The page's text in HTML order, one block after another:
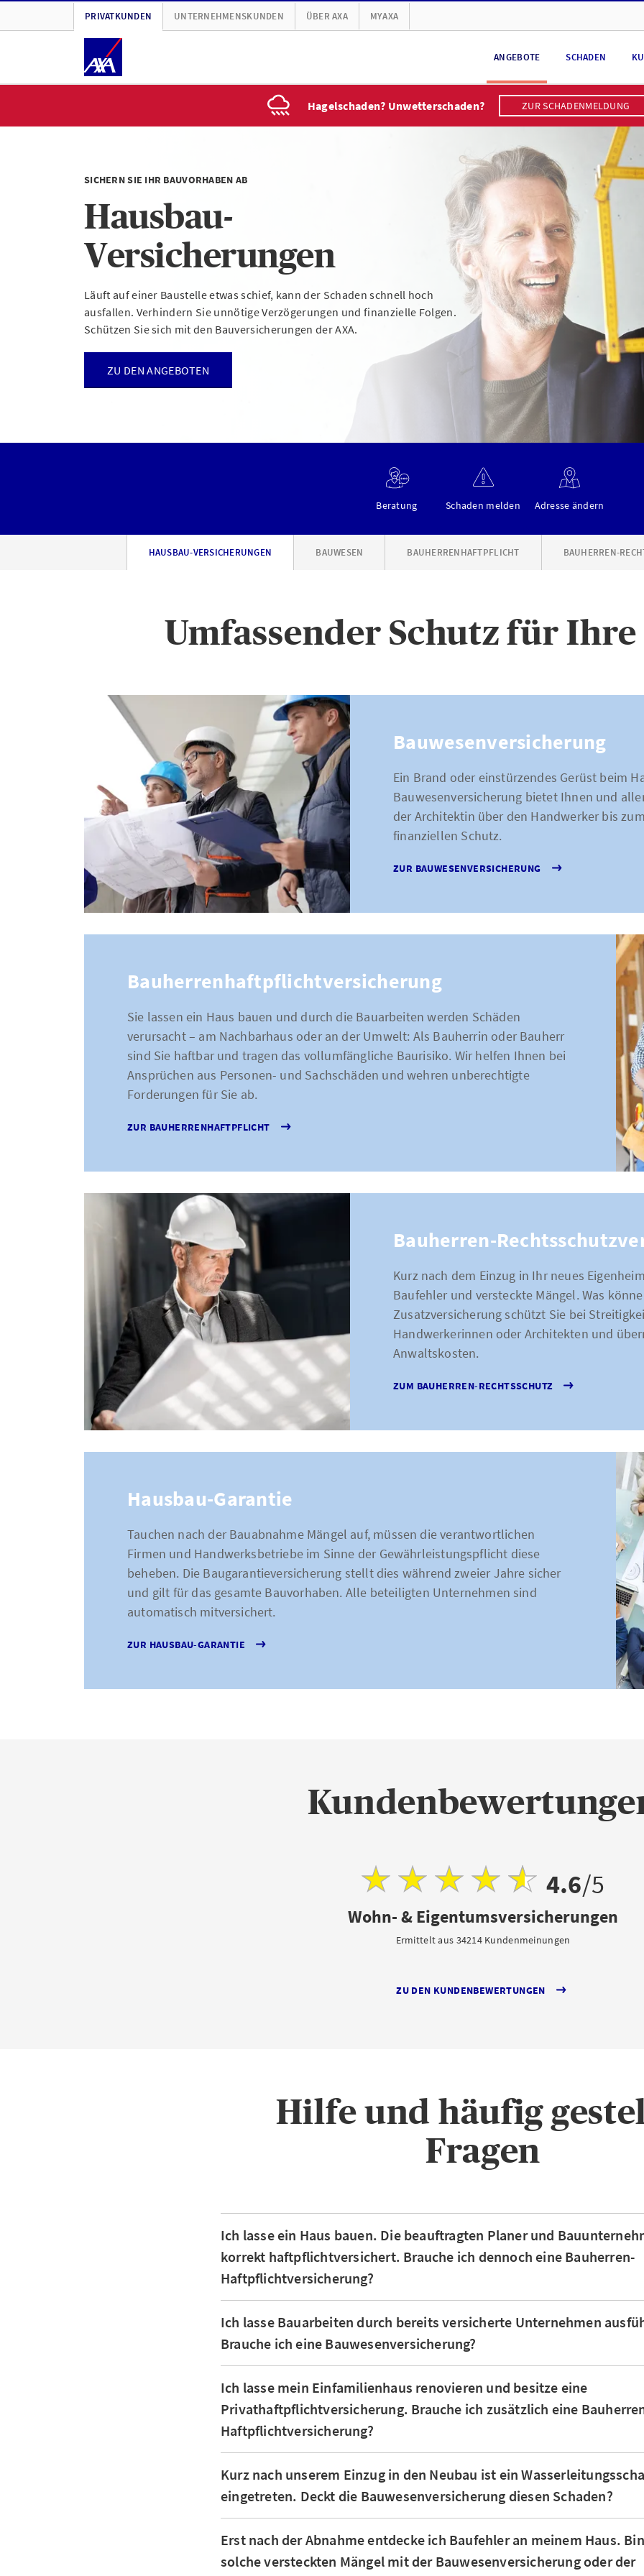
PRIVATKUNDEN UNTERNEHMENSKUNDEN ÜBER AXA MYAXA
ANGEBOTE SCHADEN
Hagelschaden? Unwetterschaden? ZUR SCHADENMELDUNG
SICHERN SIE IHR BAUVORHABEN AB
Hausbau-
Versicherungen
Läuft auf einer Baustelle etwas schief, kann der Schaden schnell hoch
ausfallen. Verhindern Sie unnötige Verzögerungen und finanzielle Folgen.
Schützen Sie sich mit den Bauversicherungen der AXA.
ZU DEN ANGEBOTEN
Beratung Schaden melden Adresse ändern
HAUSBAU-VERSICHERUNGEN BAUWESEN BAUHERRENHAFTPFLICHT BAUHERREN-
Umfassender Schutz für
Bauwesenversicherung
Ein Brand oder einstürzendes Gerüst beim
Bauwesenversicherung bietet Ihnen und
der Architektin über den Handwerker bis
finanziellen Schutz.
ZUR BAUWESENVERSICHERUNG
Bauherrenhaftpflichtversicherung
Sie lassen ein Haus bauen und durch die Bauarbeiten werden Schäden
verursacht – am Nachbarhaus oder an der Umwelt: Als Bauherrin oder Bauherr
sind Sie haftbar und tragen das vollumfängliche Baurisiko. Wir helfen Ihnen bei
Ansprüchen aus Personen- und Sachschäden und wehren unberechtigte
Forderungen für Sie ab.
ZUR BAUHERRENHAFTPFLICHT
Bauherren-
Kurz nach dem Einzug in Ihr neues
Baufehler und versteckte Mängel. Was
Zusatzversicherung schützt Sie bei
Handwerkerinnen oder Architekten und
Anwaltskosten.
ZUM BAUHERREN-RECHTSSCHUTZ
Hausbau-Garantie
Tauchen nach der Bauabnahme Mängel auf, müssen die verantwortlichen
Firmen und Handwerksbetriebe im Sinne der Gewährleistungspflicht diese
beheben. Die Baugarantieversicherung stellt dies während zweier Jahre sicher
und gilt für das gesamte Bauvorhaben. Alle beteiligten Unternehmen sind
automatisch mitversichert.
ZUR HAUSBAU-GARANTIE
4.6/5
Wohn- & Eigentumsversicherungen
Ermittelt aus 34214 Kundenmeinungen
ZU DEN KUNDENBEWERTUNGEN
Hilfe und häufig
Fragen
Ich lasse ein Haus bauen. Die beauftragten Planer und
korrekt haftpflichtversichert. Brauche ich dennoch eine Bauherren-
Haftpflichtversicherung?
Ich lasse Bauarbeiten durch bereits versicherte Unternehmen
Brauche ich eine Bauwesenversicherung?
Ich lasse mein Einfamilienhaus renovieren und besitze eine
Privathaftpflichtversicherung. Brauche ich zusätzlich eine
Haftpflichtversicherung?
Kurz nach unserem Einzug in den Neubau ist ein
eingetreten. Deckt die Bauwesenversicherung diesen Schaden?
Erst nach der Abnahme entdecke ich Baufehler an meinem Haus.
solche versteckten Mängel mit der Bauwesenversicherung oder der